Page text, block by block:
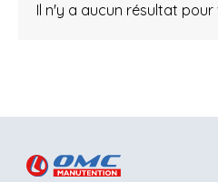
Il n'y a aucun résultat